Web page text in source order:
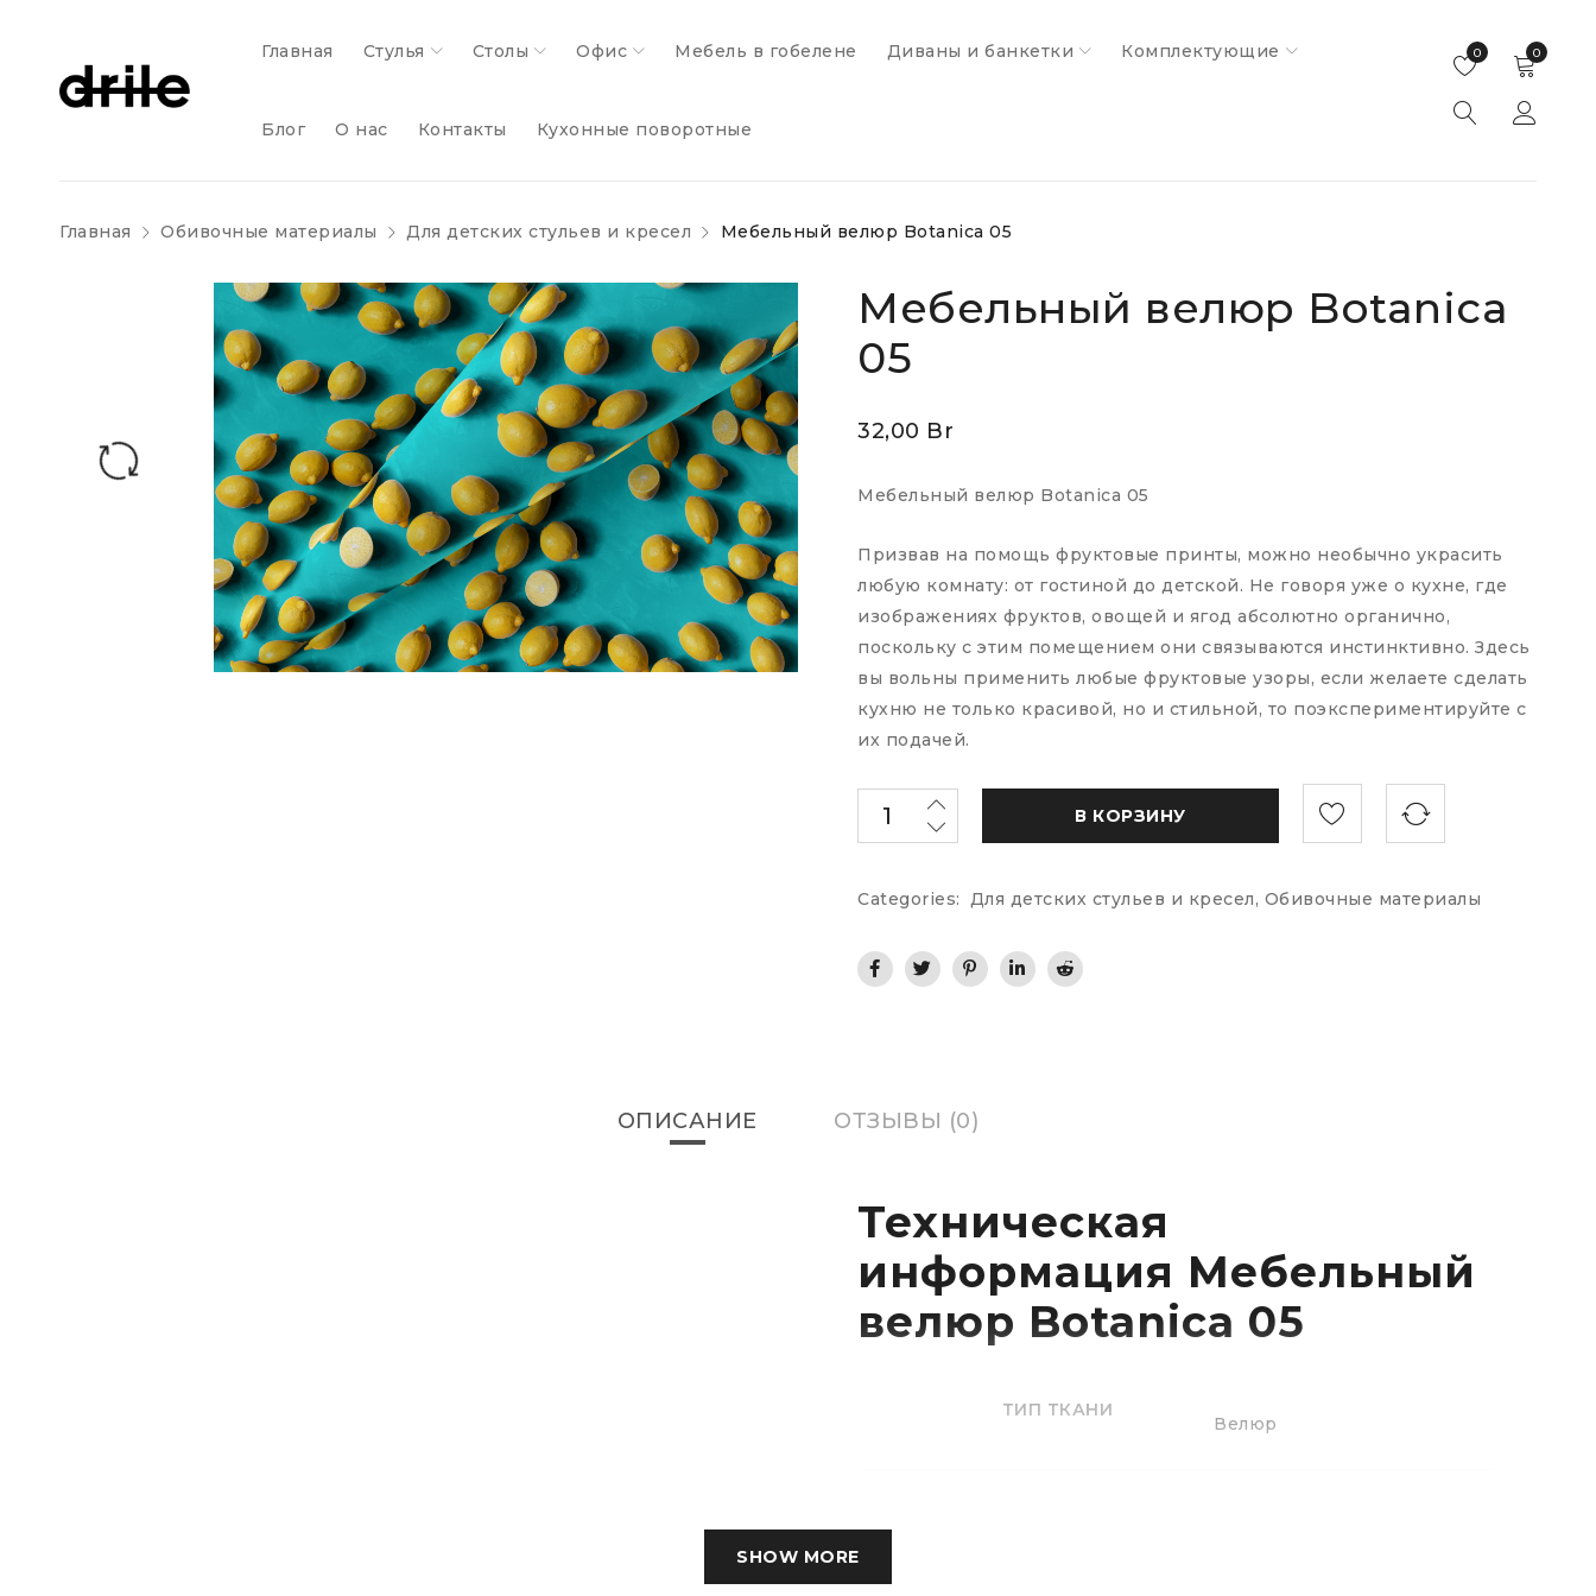
Главная Стулья Столы Офис Мебель в гобелене Диваны и банкетки Комплектующие
Блог О нас Контакты Кухонные поворотные
0
0
Главная Обивочные материалы Для детских стульев и кресел Мебельный велюр Botanica 05
Мебельный велюр Botanica
05
32,00 Br
Мебельный велюр Botanica 05
Призвав на помощь фруктовые принты, можно необычно украсить
любую комнату: от гостиной до детской. Не говоря уже о кухне, где
изображениях фруктов, овощей и ягод абсолютно органично,
поскольку с этим помещением они связываются инстинктивно. Здесь
вы вольны применить любые фруктовые узоры, если желаете сделать
кухню не только красивой, но и стильной, то поэкспериментируйте с
их подачей.
В КОРЗИНУ
Categories: Для детских стульев и кресел, Обивочные материалы
ОПИСАНИЕ ОТЗЫВЫ (0)
Техническая
информация Мебельный
велюр Botanica 05
ТИП ТКАНИ
Велюр
ВЕС ТКАНИ
SHOW MORE